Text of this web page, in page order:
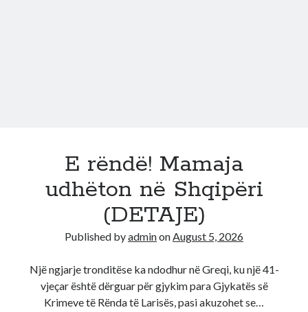
E rëndë! Mamaja
udhëton në Shqipëri
(DETAJE)
Published byadminonAugust 5, 2026
Një ngjarje tronditëse ka ndodhur në Greqi, ku një 41-
vjeçar është dërguar për gjykim para Gjykatës së
Krimeve të Rënda të Larisës, pasi akuzohet se…